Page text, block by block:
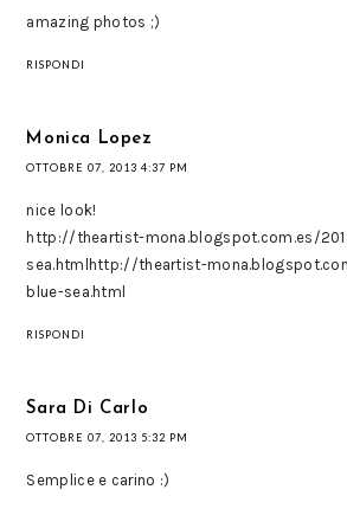
amazing photos ;)
RISPONDI
Monica Lopez
OTTOBRE 07, 2013 4:37 PM
nice look!
http://theartist-mona.blogspot.com.es/
sea.htmlhttp://theartist-
blue-sea.html
RISPONDI
Sara Di Carlo
OTTOBRE 07, 2013 5:32 PM
Semplice e carino :)